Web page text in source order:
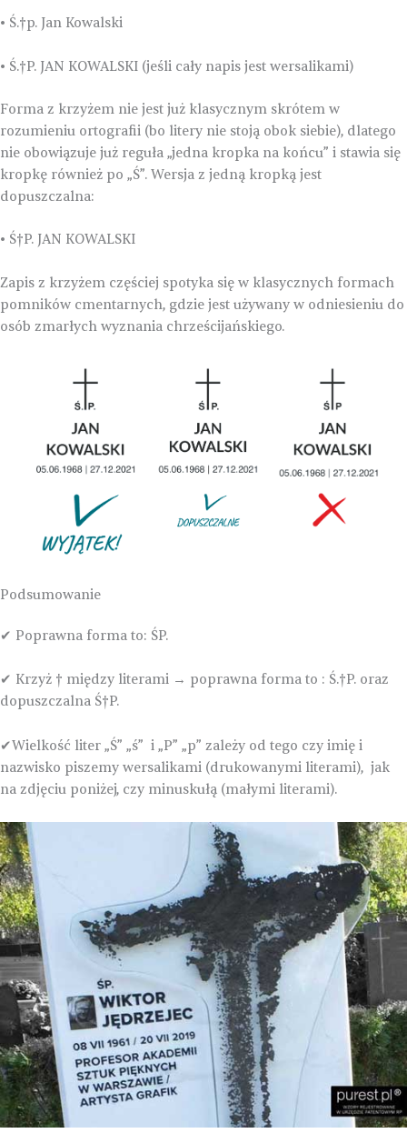
• Ś.†p. Jan Kowalski
• Ś.†P. JAN KOWALSKI (jeśli cały napis jest wersalikami)
Forma z krzyżem nie jest już klasycznym skrótem w
rozumieniu ortografii (bo litery nie stoją obok siebie), dlatego
nie obowiązuje już reguła „jedna kropka na końcu” i stawia się
kropkę również po „Ś”. Wersja z jedną kropką jest
dopuszczalna:
• Ś†P. JAN KOWALSKI
Zapis z krzyżem częściej spotyka się w klasycznych formach
pomników cmentarnych, gdzie jest używany w odniesieniu do
osób zmarłych wyznania chrześcijańskiego.
Podsumowanie
✔ Poprawna forma to: ŚP.
✔ Krzyż † między literami → poprawna forma to : Ś.†P. oraz
dopuszczalna Ś†P.
✔Wielkość liter „Ś” „ś” i „P” „p” zależy od tego czy imię i
nazwisko piszemy wersalikami (drukowanymi literami), jak
na zdjęciu poniżej, czy minuskułą (małymi literami).